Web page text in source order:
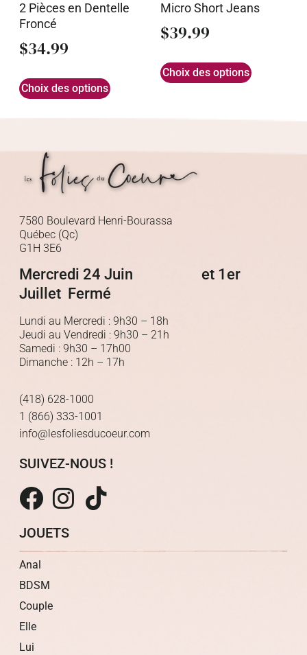
2 Pièces en Dentelle
Froncé
$34.99
Choix des options
Micro Short Jeans
$39.99
Choix des options
7580 Boulevard Henri-Bourassa
Québec (Qc)
G1H 3E6
Mercredi 24 Juin et 1er
Juillet Fermé
Lundi au Mercredi : 9h30 – 18h
Jeudi au Vendredi : 9h30 – 21h
Samedi : 9h30 – 17h00
Dimanche : 12h – 17h
(418) 628-1000
1 (866) 333-1001
info@lesfoliesducoeur.com
SUIVEZ-NOUS !
JOUETS
Anal
BDSM
Couple
Elle
Lui